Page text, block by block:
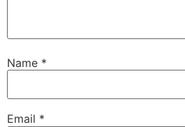
Name *
Email *